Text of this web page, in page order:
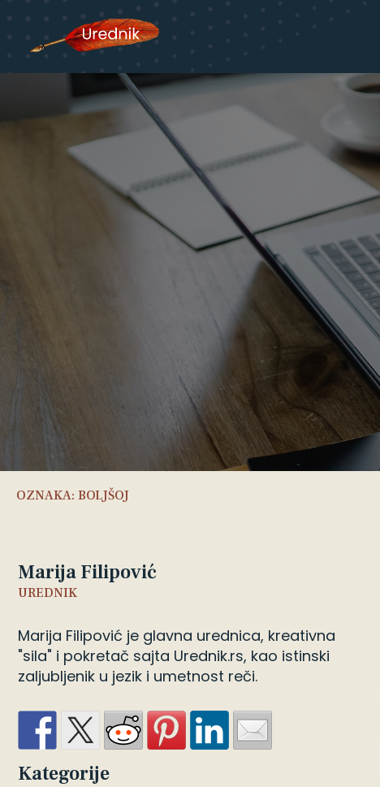
OZNAKA: BOLJŠOJ
Marija Filipović
UREDNIK
Marija Filipović je glavna urednica, kreativna
"sila" i pokretač sajta Urednik.rs, kao istinski
zaljubljenik u jezik i umetnost reči.
Kategorije